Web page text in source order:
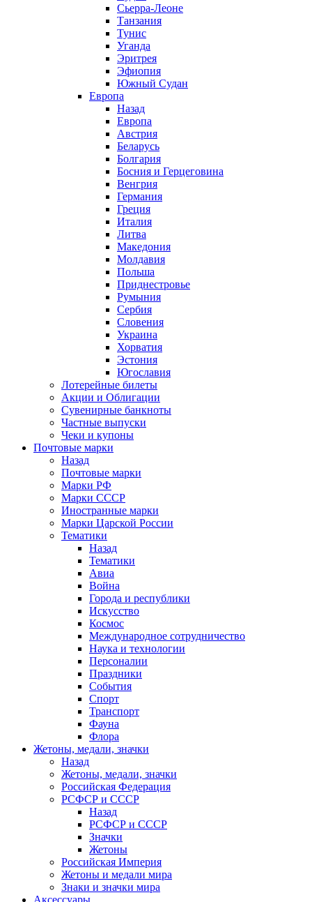
Сьерра-Леоне
Танзания
Тунис
Уганда
Эритрея
Эфиопия
Южный Судан
Европа
Назад
Европа
Австрия
Беларусь
Болгария
Босния и Герцеговина
Венгрия
Германия
Греция
Италия
Литва
Македония
Молдавия
Польша
Приднестровье
Румыния
Сербия
Словения
Украина
Хорватия
Эстония
Югославия
Лотерейные билеты
Акции и Облигации
Сувенирные банкноты
Частные выпуски
Чеки и купоны
Почтовые марки
Назад
Почтовые марки
Марки РФ
Марки СССР
Иностранные марки
Марки Царской России
Тематики
Назад
Тематики
Авиа
Война
Города и республики
Искусство
Космос
Международное сотрудничество
Наука и технологии
Персоналии
Праздники
События
Спорт
Транспорт
Фауна
Флора
Жетоны, медали, значки
Назад
Жетоны, медали, значки
Российская Федерация
РСФСР и СССР
Назад
РСФСР и СССР
Значки
Жетоны
Российская Империя
Жетоны и медали мира
Знаки и значки мира
Аксессуары